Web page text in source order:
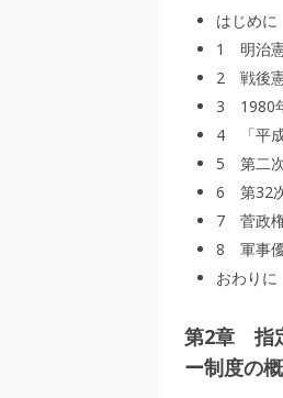
はじめ
1 明治
2 戦後憲
3 1980
4 「平成
5 第二次
6 第32
7 菅政権
8 軍事優
おわりに
第2章 指
ー制度の